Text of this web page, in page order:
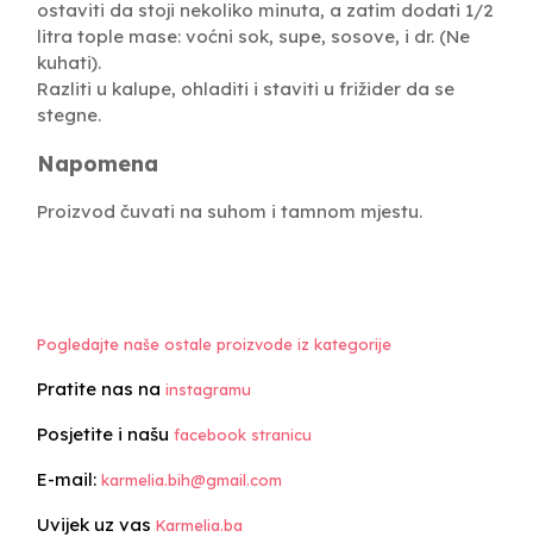
ostaviti da stoji nekoliko minuta, a zatim dodati 1/2
litra tople mase: voćni sok, supe, sosove, i dr. (Ne
kuhati).
Razliti u kalupe, ohladiti i staviti u frižider da se
stegne.
Napomena
Proizvod čuvati na suhom i tamnom mjestu.
Pogledajte naše ostale proizvode iz kategorije
Pratite nas na instagramu
Posjetite i našu facebook stranicu
E-mail: karmelia.bih@gmail.com
Uvijek uz vas Karmelia.ba